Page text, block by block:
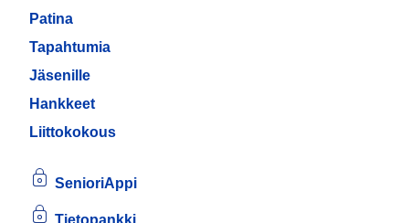
Patina
Tapahtumia
Jäsenille
Hankkeet
Liittokokous
SenioriAppi